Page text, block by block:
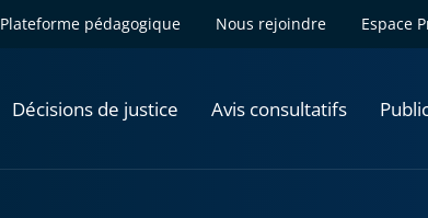
Plateforme pédagogique Nous rejoindre Espace
Décisions de justice Avis consultatifs